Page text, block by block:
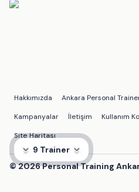
9 Trainer
Hakkımızda Ankara Personal
Kampanyalar
İletişim Kullanım
Site Haritası
©2026Personal Training